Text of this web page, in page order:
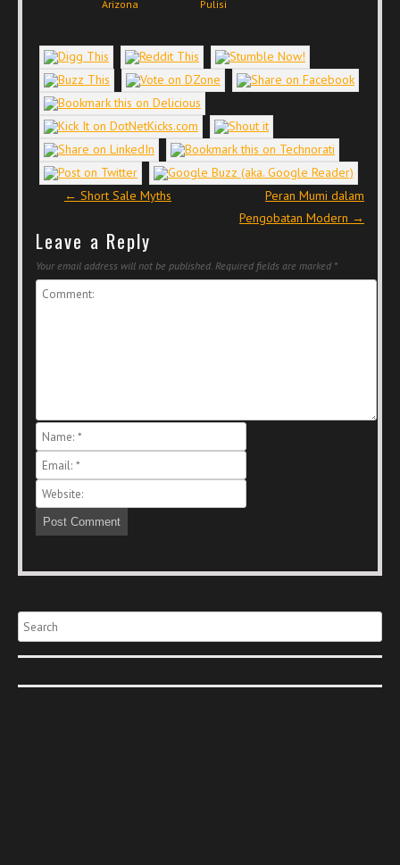
Arizona Pulisi
Post navigation
← Short Sale Myths
Peran Mumi dalam
Pengobatan Modern →
Leave a Reply
Your email address will not be published. Required fields are marked *
Search